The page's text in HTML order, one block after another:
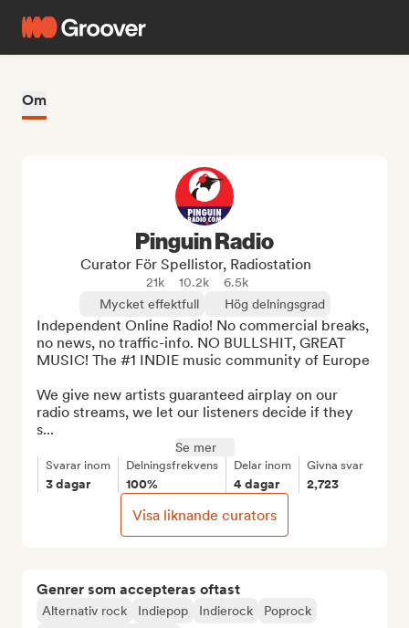
Om
Genrer som accepteras oftast
Alternativ rock Indiepop Indierock
Poprock
Pinguin Radio
Curator För Spellistor, Radiostation
21k 10.2k
6.5k
Mycket effektfull
Hög delningsgrad
Independent Online Radio! No commercial breaks,
no news, no traffic-info. NO BULLSHIT, GREAT
MUSIC! The #1 INDIE music community of Europe
We give new artists guaranteed airplay on our
radio streams, we let our listeners decide if they
s...
Se mer
Svarar inom
3 dagar
Delningsfrekvens
100%
Delar inom
4 dagar
Givna svar
2,723
Visa liknande curators